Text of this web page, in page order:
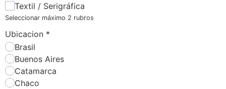
Textil / Serigráfica
Seleccionar máximo 2 rubros
Ubicacion *
Brasil
Buenos Aires
Catamarca
Chaco